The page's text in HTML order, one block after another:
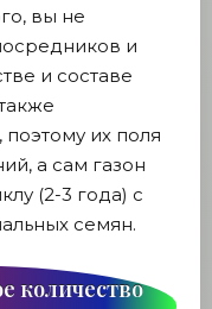
вы не
и
и составе
их поля
а сам газон
(2-3 года) с
семян.
количество